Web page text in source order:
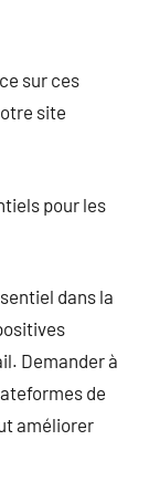
sur ces
site
pour les
dans la
Demander à
de
améliorer